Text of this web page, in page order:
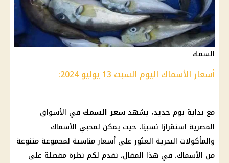
السمك
أسعار الأسماك اليوم السبت 13 يوليو 2024:
مع بداية يوم جديد، يشهد سعر السمك في الأسواق
المصرية استقرارًا نسبيًا، حيث يمكن لمحبي الأسماك
والمأكولات البحرية العثور على أسعار مناسبة لمجموعة متنوعة
من الأسماك. في هذا المقال، نقدم لكم نظرة مفصلة على